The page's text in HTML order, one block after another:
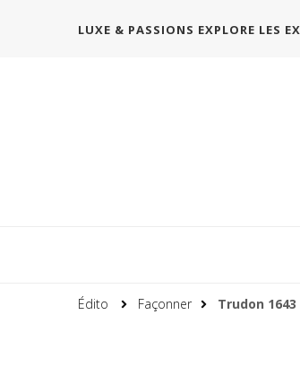
LUXE & PASSIONS EXPLORE LES
Édito Façonner Trudon